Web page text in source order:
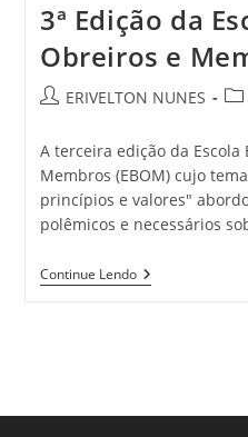
3ª Edição da
Obreiros e
ERIVELTON NUNES
A terceira edição da
Membros (EBOM) cujo
princípios e valores"
polêmicos e necessários
Continue Lendo